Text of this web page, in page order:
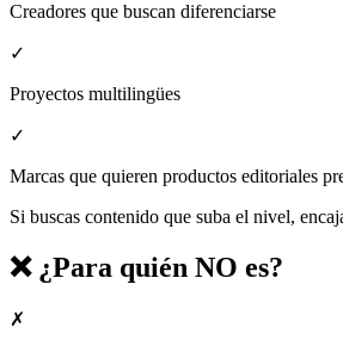
Creadores que buscan diferenciarse
✓
Proyectos multilingües
✓
Marcas que quieren productos editoriales
Si buscas contenido que suba el nivel,
❌ ¿Para quién NO es?
✗